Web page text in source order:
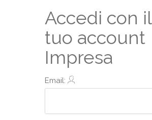
Accedi con il
tuo account
Impresa
Email: